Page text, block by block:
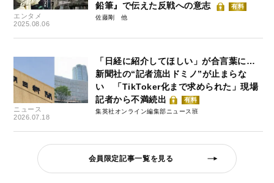
エンタメ
2025.08.06
鉛筆』で伝えた反戦への意志
有料
佐藤剛
ニュース
2026.07.18
「日経に紹介してほしい」が合言葉に…
新聞社の“記者流出ドミノ”が止まらな
い 「TikToker化まで求められた」現場
記者から不満続出
有料
集英社オンライン編集部ニュース班
会員限定記事一覧を見る